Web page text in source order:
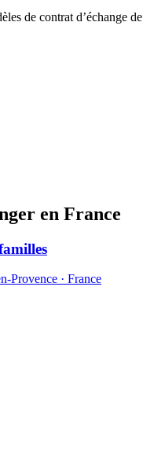
de contrat d’échange de
en France
Provence · France